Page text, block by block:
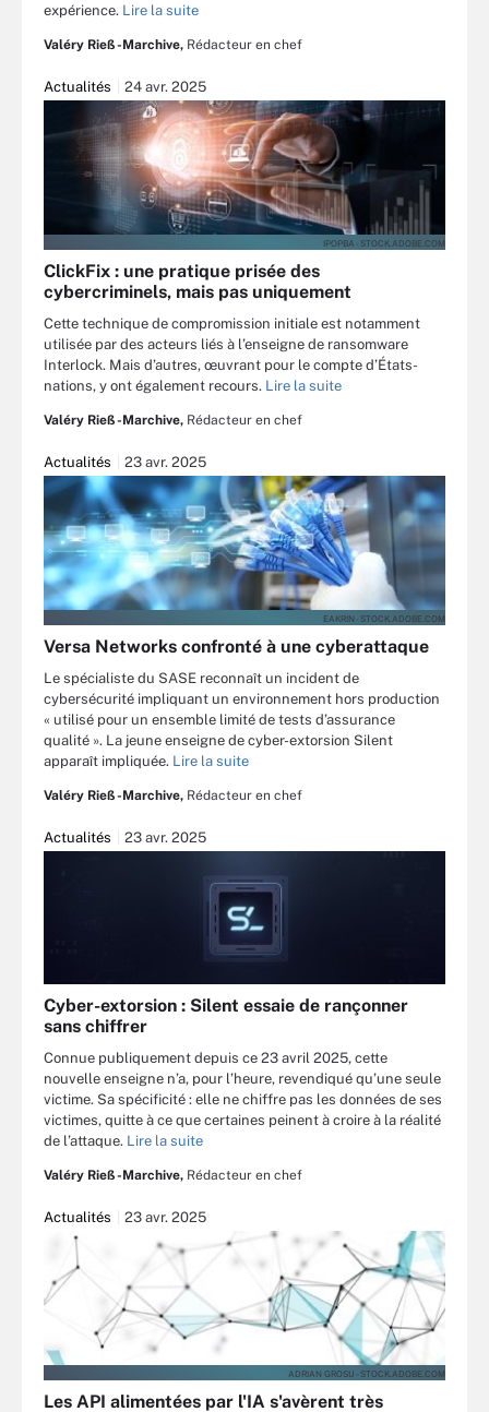
expérience. Lire la suite
Valéry Rieß-Marchive, Rédacteur en chef
Actualités 24 avr. 2025
IPOPBA - STOCK.ADOBE.COM
ClickFix : une pratique prisée des
cybercriminels, mais pas uniquement
Cette technique de compromission initiale est notamment
utilisée par des acteurs liés à l’enseigne de ransomware
Interlock. Mais d’autres, œuvrant pour le compte d’États-
nations, y ont également recours. Lire la suite
Valéry Rieß-Marchive, Rédacteur en chef
Actualités 23 avr. 2025
EAKRIN - STOCK.ADOBE.COM
Versa Networks confronté à une cyberattaque
Le spécialiste du SASE reconnaît un incident de
cybersécurité impliquant un environnement hors production
« utilisé pour un ensemble limité de tests d’assurance
qualité ». La jeune enseigne de cyber-extorsion Silent
apparaît impliquée. Lire la suite
Valéry Rieß-Marchive, Rédacteur en chef
Actualités 23 avr. 2025
Cyber-extorsion : Silent essaie de rançonner
sans chiffrer
Connue publiquement depuis ce 23 avril 2025, cette
nouvelle enseigne n’a, pour l’heure, revendiqué qu’une seule
victime. Sa spécificité : elle ne chiffre pas les données de ses
victimes, quitte à ce que certaines peinent à croire à la réalité
de l’attaque. Lire la suite
Valéry Rieß-Marchive, Rédacteur en chef
Actualités 23 avr. 2025
ADRIAN GROSU - STOCK.ADOBE.COM
Les API alimentées par l'IA s'avèrent très